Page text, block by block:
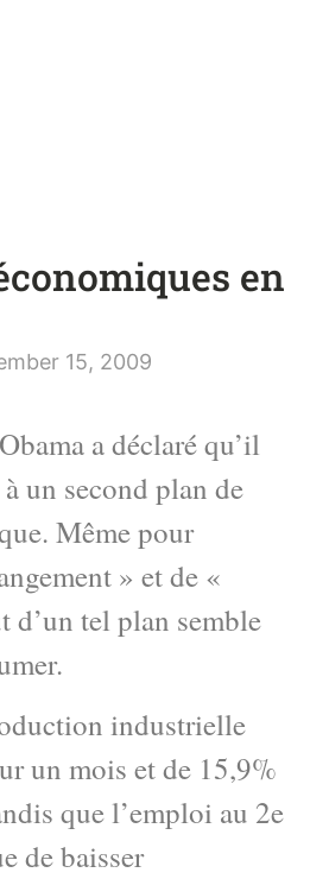
en
15, 2009
a déclaré qu’il
un second plan de
Même pour
» et de «
d’un tel plan semble
industrielle
un mois et de 15,9%
que l’emploi au 2e
de baisser